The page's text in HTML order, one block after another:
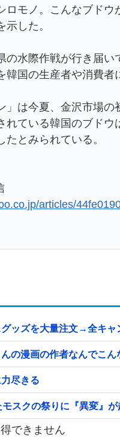
ロモノ。こんなブド
した。
水際作戦が行き届い
韓国の生産者や消費
は今夏、金沢市場の
れている韓国のブド
たとみられている。
articles/
ッズを大量注文→全キャ
の漫画の作者なんでこ
尽きる
モスクの祭りに『異変』
できません